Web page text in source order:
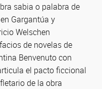
sabia o palabra de
Gargantúa y
Welschen
de novelas de
Benvenuto con
el pacto ficcional
de la obra